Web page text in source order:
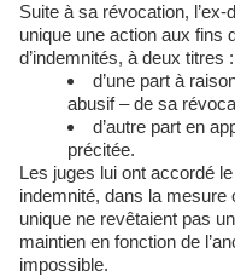
Suite à sa révocation, l’ex-
unique une action aux fins
d’indemnités, à deux titres :
d’une part à
abusif – de sa
d’autre part en
précitée.
Les juges lui ont accordé
indemnité, dans la mesure
unique ne revêtaient pas
maintien en fonction de
impossible.